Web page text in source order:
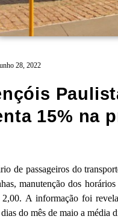
28, 2022
15% na
de passageiros do
manutenção dos
A informação foi
do mês de maio a média